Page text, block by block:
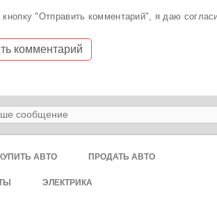
"Отправить комментарий", я даю
КУПИТЬ АВТО ПРОДАТЬ АВТО
ЭЛЕКТРИКА